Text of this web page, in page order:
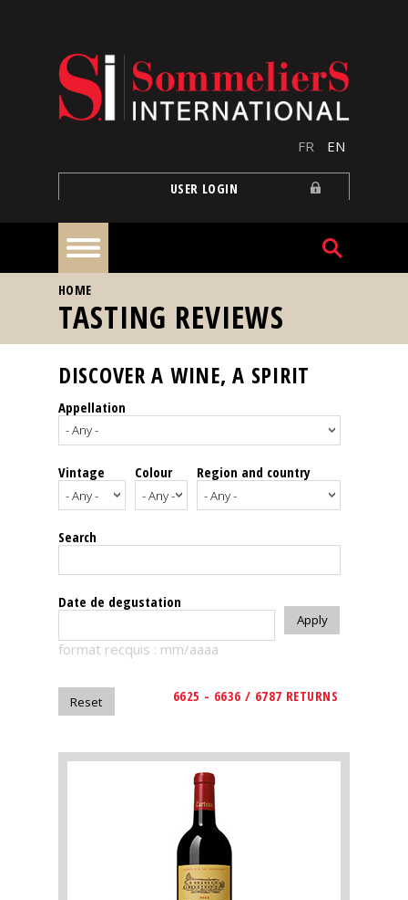
FR EN
USER LOGIN
Home
Our
events
Spirits
Tasting
reviews
The
magazine
Magazine
YOU ARE HERE
HOME
TASTING REVIEWS
DISCOVER A WINE, A SPIRIT
Appellation
Vintage Colour Region and country
Search
Date de degustation
format recquis : mm/aaaa
6625 - 6636 / 6787 RETURNS